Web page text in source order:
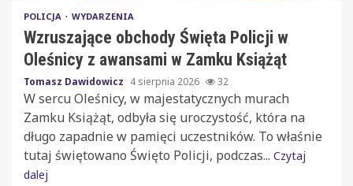
POLICJA WYDARZENIA
Wzruszające obchody Święta Policji w
Oleśnicy z awansami w Zamku Książąt
Tomasz Dawidowicz 4 sierpnia 2026 32
W sercu Oleśnicy, w majestatycznych murach
Zamku Książąt, odbyła się uroczystość, która na
długo zapadnie w pamięci uczestników. To właśnie
tutaj świętowano Święto Policji, podczas... Czytaj
dalej